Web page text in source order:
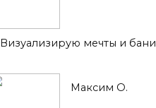
Визуализирую мечты и бани
Максим О.